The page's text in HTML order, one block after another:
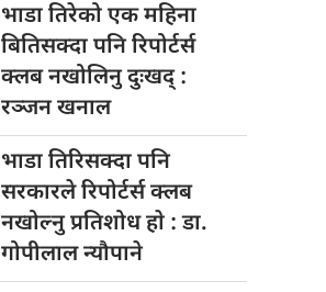
भाडा तिरेकोएक महिना
बितिसक्दा पनि रिपोर्टर्स
क्लब नखोलिनु दुःखद् :
रञ्जन खनाल
भाडा तिरिसक्दापनि
सरकारले रिपोर्टर्स क्लब
नखोल्नु प्रतिशोध हाे : डा‍‍‍.
गोपीलाल न्यौपाने